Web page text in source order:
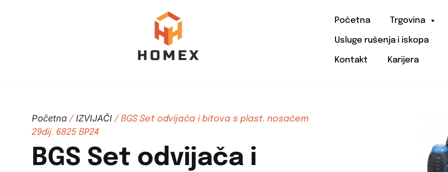
Početna Trgovina
Usluge rušenja i iskopa
Kontakt Karijera
Početna/ IZVIJAČI/ BGS Set odvijača i bitova s plast. nosačem
29dij. 6825 BP24
BGS Set odvijača i